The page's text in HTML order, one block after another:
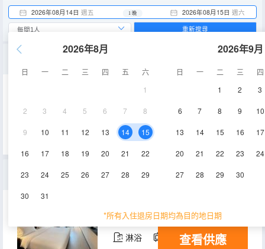
2026年08月14日 週五 2026年08月15日 週六
1 晚
2026年8月
日 一 二 三 四 五
六
1
2 3 4 5 6 7 8
9 10 11 12 13 14 15
16 17 18 19 20 21 22
23 24 25 26 27 28 29
30 31
2026年9月
日 一 二 三
四
1
2 3
6 7 8 9 10
13 14 15 16 17
20 21 22 23 24
27 28 29 30
*所有入住退房日期均為目的地日期
重新搜尋
25-30㎡ 空調
淋浴
25-28㎡ 15-19層
淋浴 電視機 冰箱
查看供應